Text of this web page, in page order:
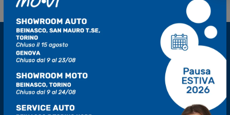
Esplora l’avventura su due ruote con KTM, da K-Torino.
Siamo appassionati di moto e offriamo una gamma
eccezionale di modelli ad alta prestazione. Unisciti a noi e